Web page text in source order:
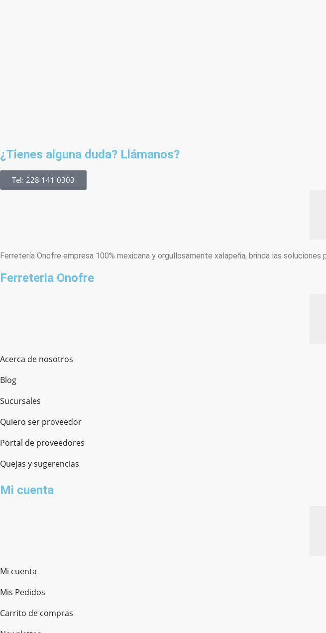
¿Tienes alguna duda? Llámanos?
Tel: 228 141 0303
Ferretería Onofre empresa 100% mexicana y orgullosamente xalapeña, brinda las
Ferreteria Onofre
Acerca de nosotros
Blog
Sucursales
Quiero ser proveedor
Portal de proveedores
Quejas y sugerencias
Mi cuenta
Mi cuenta
Mis Pedidos
Carrito de compras